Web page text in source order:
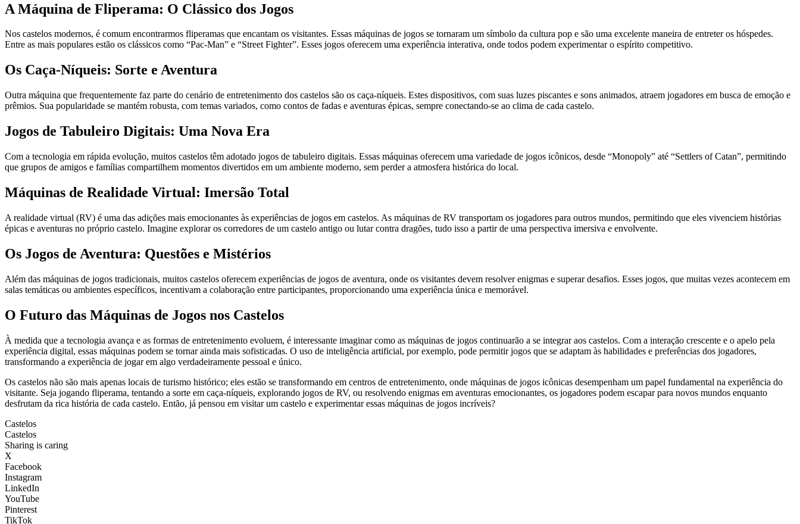
A Máquina de Fliperama: O Clássico dos Jogos
Nos castelos modernos, é comum encontrarmos fliperamas que encantam os visitantes. Essas máquinas de jogos se tornaram um símbolo da cultura pop e são uma excelente maneira de entreter os hóspedes.
Entre as mais populares estão os clássicos como “Pac-Man” e “Street Fighter”. Esses jogos oferecem uma experiência interativa, onde todos podem experimentar o espírito competitivo.
Os Caça-Níqueis: Sorte e Aventura
Outra máquina que frequentemente faz parte do cenário de entretenimento dos castelos são os caça-níqueis. Estes dispositivos, com suas luzes piscantes e sons animados, atraem jogadores em busca de emoção e
prêmios. Sua popularidade se mantém robusta, com temas variados, como contos de fadas e aventuras épicas, sempre conectando-se ao clima de cada castelo.
Jogos de Tabuleiro Digitais: Uma Nova Era
Com a tecnologia em rápida evolução, muitos castelos têm adotado jogos de tabuleiro digitais. Essas máquinas oferecem uma variedade de jogos icônicos, desde “Monopoly” até “Settlers of Catan”, permitindo
que grupos de amigos e famílias compartilhem momentos divertidos em um ambiente moderno, sem perder a atmosfera histórica do local.
Máquinas de Realidade Virtual: Imersão Total
A realidade virtual (RV) é uma das adições mais emocionantes às experiências de jogos em castelos. As máquinas de RV transportam os jogadores para outros mundos, permitindo que eles vivenciem histórias
épicas e aventuras no próprio castelo. Imagine explorar os corredores de um castelo antigo ou lutar contra dragões, tudo isso a partir de uma perspectiva imersiva e envolvente.
Os Jogos de Aventura: Questões e Mistérios
Além das máquinas de jogos tradicionais, muitos castelos oferecem experiências de jogos de aventura, onde os visitantes devem resolver enigmas e superar desafios. Esses jogos, que muitas vezes acontecem em
salas temáticas ou ambientes específicos, incentivam a colaboração entre participantes, proporcionando uma experiência única e memorável.
O Futuro das Máquinas de Jogos nos Castelos
À medida que a tecnologia avança e as formas de entretenimento evoluem, é interessante imaginar como as máquinas de jogos continuarão a se integrar aos castelos. Com a interação crescente e o apelo pela
experiência digital, essas máquinas podem se tornar ainda mais sofisticadas. O uso de inteligência artificial, por exemplo, pode permitir jogos que se adaptam às habilidades e preferências dos jogadores,
transformando a experiência de jogar em algo verdadeiramente pessoal e único.
Os castelos não são mais apenas locais de turismo histórico; eles estão se transformando em centros de entretenimento, onde máquinas de jogos icônicas desempenham um papel fundamental na experiência do
visitante. Seja jogando fliperama, tentando a sorte em caça-níqueis, explorando jogos de RV, ou resolvendo enigmas em aventuras emocionantes, os jogadores podem escapar para novos mundos enquanto
desfrutam da rica história de cada castelo. Então, já pensou em visitar um castelo e experimentar essas máquinas de jogos incríveis?
Castelos
Castelos
Sharing is caring
X
Facebook
Instagram
LinkedIn
YouTube
Pinterest
TikTok